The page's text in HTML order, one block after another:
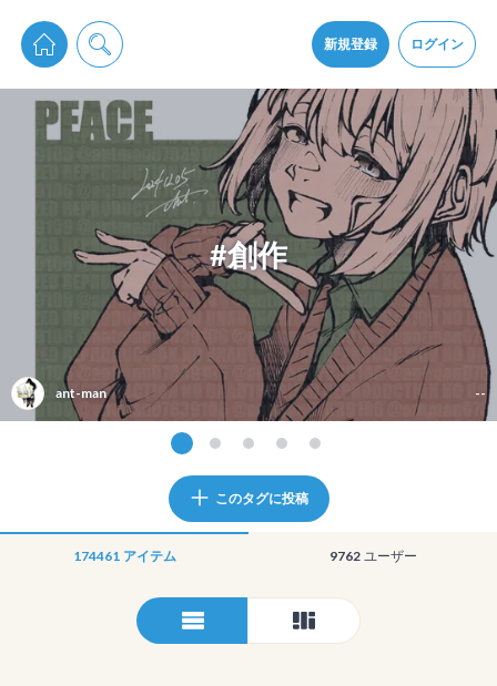
新規登録 ログイン
pixiv Sketchは2024年5月28日付で プライパシーポリシーを改定しました。
通知を受け取るにはここをクリックします
pixiv Sketchアプリでさらに快適に！
アプリをインストール
#創作
ant-man --
このタグに投稿
174461 アイテム 9762 ユーザー